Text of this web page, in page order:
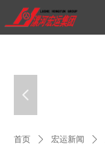
넳
首页 ꄲ 宏运新闻 ꄲ